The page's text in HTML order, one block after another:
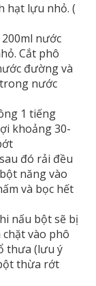
hạt lựu nhỏ. (
nước
Cắt phô
đường và
nước
1 tiếng
khoảng 30-
đó rải đều
năng vào
và bọc hết
nấu bột sẽ bị
vào phô
thưa (lưu ý
thừa rớt